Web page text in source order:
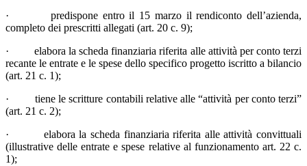
· predispone entro il 15 marzo il rendiconto dell’azienda,
completo dei prescritti allegati (art. 20 c. 9);
· elabora la scheda finanziaria riferita alle attività per conto terzi
recante le entrate e le spese dello specifico progetto iscritto a bilancio
(art. 21 c. 1);
· tiene le scritture contabili relative alle “attività per conto terzi”
(art. 21 c. 2);
· elabora la scheda finanziaria riferita alle attività convittuali
(illustrative delle entrate e spese relative al funzionamento art. 22 c.
1);